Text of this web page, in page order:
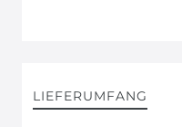
LIEFERUMFANG